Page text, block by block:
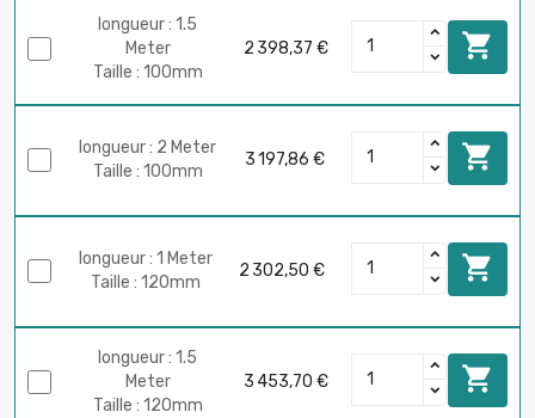
longueur : 1.5
Meter
Taille : 100mm
2 398,37 € 
longueur : 2 Meter
Taille : 100mm
3 197,86 € 
longueur : 1 Meter
Taille : 120mm
2 302,50 € 
longueur : 1.5
Meter
Taille : 120mm
3 453,70 € 